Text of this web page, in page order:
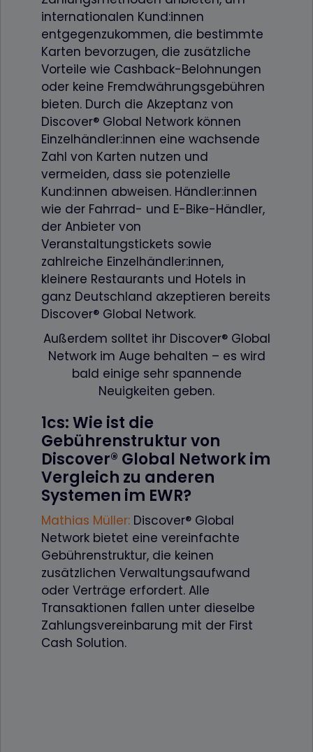
internationalen Kund:innen
entgegenzukommen, die bestimmte
Karten bevorzugen, die zusätzliche
Vorteile wie Cashback-Belohnungen
oder keine Fremdwährungsgebühren
bieten. Durch die Akzeptanz von
Discover® Global Network können
Einzelhändler:innen eine wachsende
Zahl von Karten nutzen und
vermeiden, dass sie potenzielle
Kund:innen abweisen. Händler:innen
wie der Fahrrad- und E-Bike-Händler,
der Anbieter von
Veranstaltungstickets sowie
zahlreiche Einzelhändler:innen,
kleinere Restaurants und Hotels in
ganz Deutschland akzeptieren bereits
Discover® Global Network.
Außerdem solltet ihr Discover® Global
Network im Auge behalten – es wird
bald einige sehr spannende
Neuigkeiten geben.
1cs: Wie ist die
Gebührenstruktur von
Discover® Global Network im
Vergleich zu anderen
Systemen im EWR?
Mathias Müller:Discover® Global
Network bietet eine vereinfachte
Gebührenstruktur, die keinen
zusätzlichen Verwaltungsaufwand
oder Verträge erfordert. Alle
Transaktionen fallen unter dieselbe
Zahlungsvereinbarung mit der First
Cash Solution.